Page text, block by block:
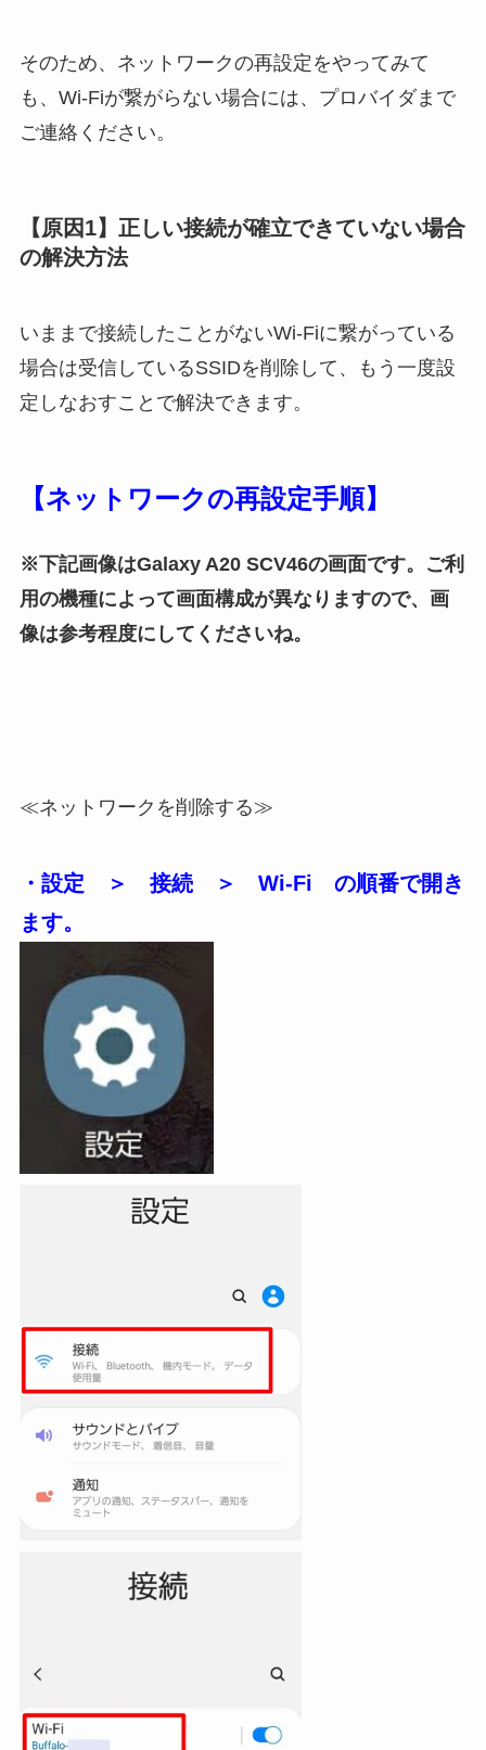
そのため、ネットワークの再設定をやってみて
も、Wi-Fiが繋がらない場合には、プロバイダまで
ご連絡ください。
【原因1】正しい接続が確立できていない場合
の解決方法
いままで接続したことがないWi-Fiに繋がっている
場合は受信しているSSIDを削除して、もう一度設
定しなおすことで解決できます。
【ネットワークの再設定手順】
※下記画像はGalaxy A20 SCV46の画面です。ご利
用の機種によって画面構成が異なりますので、画
像は参考程度にしてくださいね。
≪ネットワークを削除する≫
・設定 ＞ 接続 ＞ Wi-Fi の順番で開き
ます。